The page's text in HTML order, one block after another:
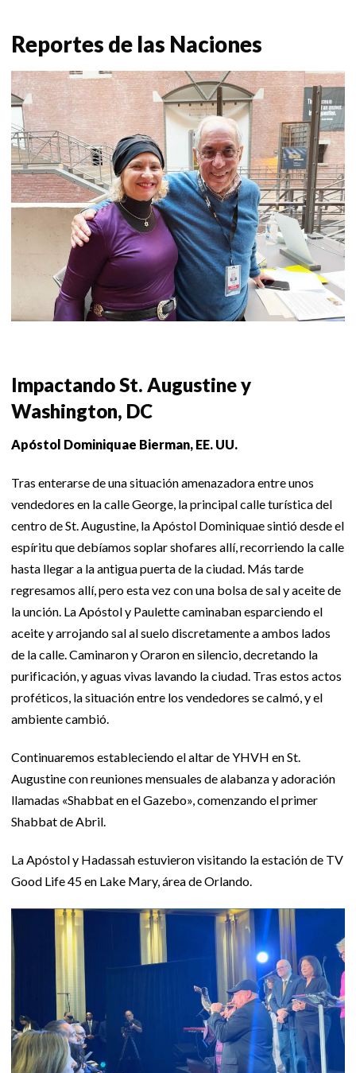
Reportes de las Naciones
Impactando St. Augustine y
Washington, DC
Apóstol Dominiquae Bierman, EE. UU.
Tras enterarse de una situación amenazadora entre unos
vendedores en la calle George, la principal calle turística del
centro de St. Augustine, la Apóstol Dominiquae sintió desde el
espíritu que debíamos soplar shofares allí, recorriendo la calle
hasta llegar a la antigua puerta de la ciudad. Más tarde
regresamos allí, pero esta vez con una bolsa de sal y aceite de
la unción. La Apóstol y Paulette caminaban esparciendo el
aceite y arrojando sal al suelo discretamente a ambos lados
de la calle. Caminaron y Oraron en silencio, decretando la
purificación, y aguas vivas lavando la ciudad. Tras estos actos
proféticos, la situación entre los vendedores se calmó, y el
ambiente cambió.
Continuaremos estableciendo el altar de YHVH en St.
Augustine con reuniones mensuales de alabanza y adoración
llamadas «Shabbat en el Gazebo», comenzando el primer
Shabbat de Abril.
La Apóstol y Hadassah estuvieron visitando la estación de TV
Good Life 45 en Lake Mary, área de Orlando.